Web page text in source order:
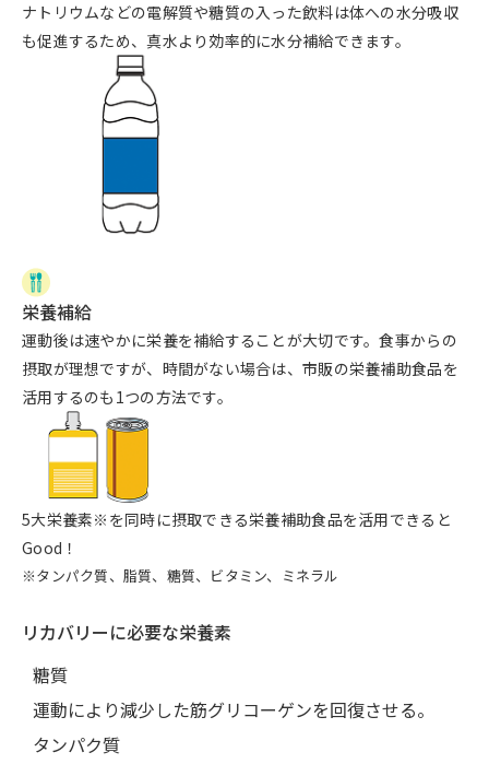
ナトリウムなどの電解質や糖質の入った飲料は体への水分吸収
も促進するため、真水より効率的に水分補給できます。
栄養補給
運動後は速やかに栄養を補給することが大切です。食事からの
摂取が理想ですが、時間がない場合は、市販の栄養補助食品を
活用するのも1つの方法です。
5大栄養素※を同時に摂取できる栄養補助食品を活用できると
Good！
※タンパク質、脂質、糖質、ビタミン、ミネラル
リカバリーに必要な栄養素
糖質
運動により減少した筋グリコーゲンを回復させる。
タンパク質